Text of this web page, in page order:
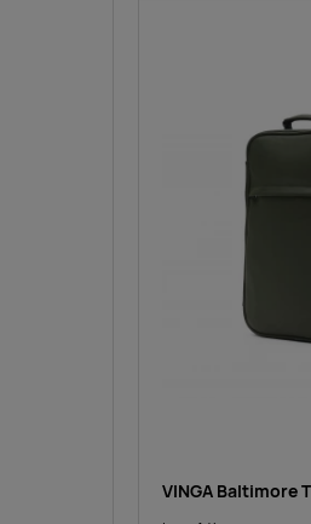
VINGA Baltimore